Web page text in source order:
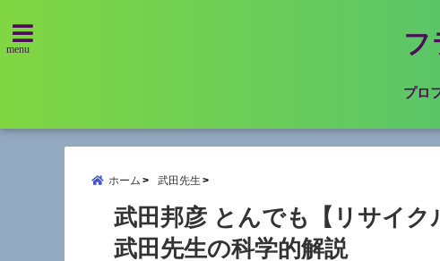
menu フ
プロ
ホーム 武田先生
武田邦彦 とんでも【リサイク
武田先生の科学的解説